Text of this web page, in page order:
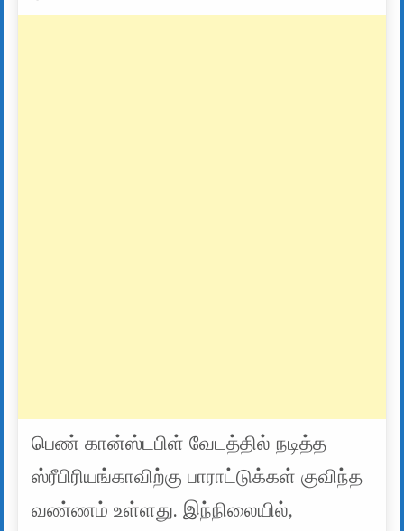
பெண் கான்ஸ்டபிள் வேடத்தில் நடித்த
ஸ்ரீபிரியங்காவிற்கு பாராட்டுக்கள் குவிந்த
வண்ணம் உள்ளது. இந்நிலையில்,